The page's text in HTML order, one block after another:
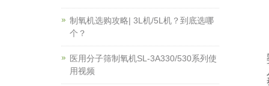
制氧机选购攻略| 3L机/5L机？到底选哪
个？
医用分子筛制氧机SL-3A330/530系列使
用视频